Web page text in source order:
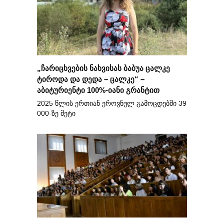
„ჩარიცხვების ნახვისას ბაბუა ცალკე
ტიროდა და დედა – ცალკე“ –
აბიტურიენტი 100%-იანი გრანტით
2025 წლის ერთიან ეროვნულ გამოცდებში 39
000-ზე მეტი